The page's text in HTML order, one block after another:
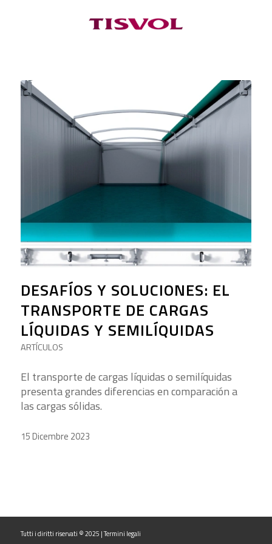
DESAFÍOS Y SOLUCIONES: EL
TRANSPORTE DE CARGAS
LÍQUIDAS Y SEMILÍQUIDAS
ARTÍCULOS
El transporte de cargas líquidas o semilíquidas
presenta grandes diferencias en comparación a
las cargas sólidas.
15 Dicembre 2023
Tutti i diritti riservati © 2025 |Termini legali